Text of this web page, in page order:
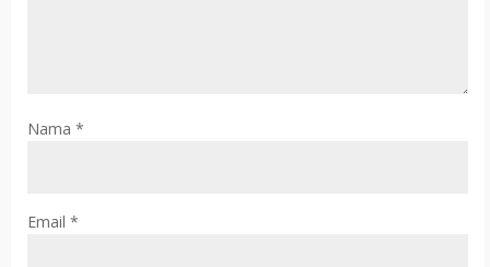
Nama *
Email *